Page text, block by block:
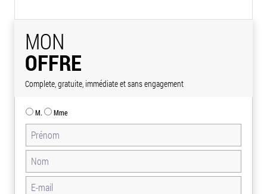
MON
OFFRE
Complete, gratuite, immédiate et sans engagement
M. Mme